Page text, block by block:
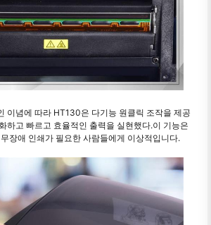
이념에 따라 HT130은 다기능 원클릭 조작을 제공
하고 빠르고 효율적인 출력을 실현했다.이 기능은
장애 인쇄가 필요한 사람들에게 이상적입니다.